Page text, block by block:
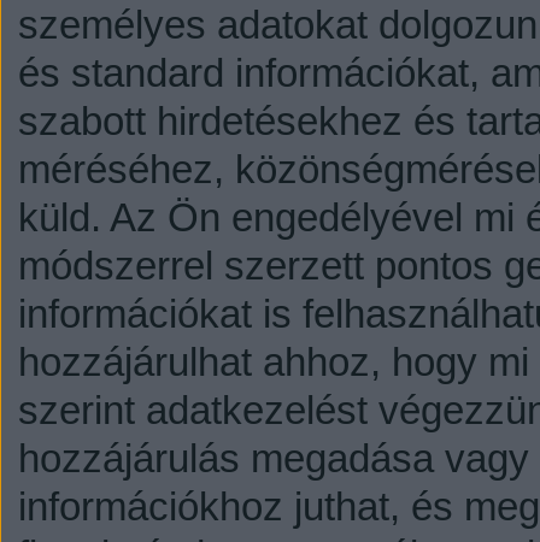
személyes adatokat
és standard információkat,
szabott hirdetésekhez és
méréséhez,
küld. Az Ön engedélyével mi
módszerrel szerzett pontos
információkat is
hozzájárulhat ahhoz, hogy
szerint adatkezelést
hozzájárulás megadása
információkhoz juthat, és